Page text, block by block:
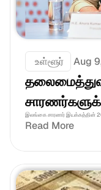
உள்ளூர் Aug
இலங்கை சாரணர் இயக்கத்தின்
Read More